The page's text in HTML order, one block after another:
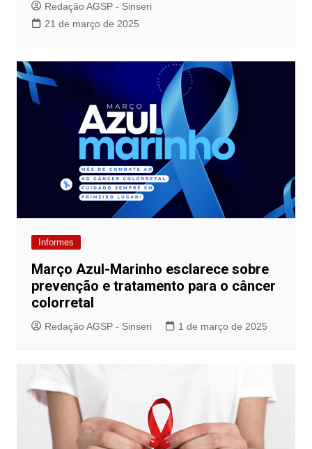
Redação AGSP - Sinseri
21 de março de 2025
Informes
Março Azul-Marinho esclarece sobre
prevenção e tratamento para o câncer
colorretal
Redação AGSP - Sinseri 1 de março de 2025